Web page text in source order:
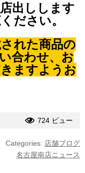
出しします
ださい。
れた商品の
合わせ、お
ますようお
724 ビュー
Categories: 店舗ブログ
名古屋南店ニュース